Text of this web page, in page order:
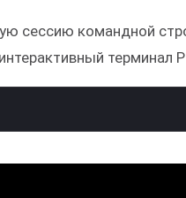
сессию командной
терминал